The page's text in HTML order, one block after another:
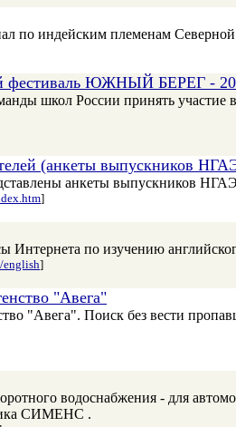
по индейским племенам
фестиваль ЮЖНЫЙ БЕРЕГ -
школ России принять участие
(анкеты выпускников
анкеты выпускников
]
Интернета по изучению
english]
"Авега"
"Авега". Поиск без вести
водоснабжения - для
СИМЕНС .